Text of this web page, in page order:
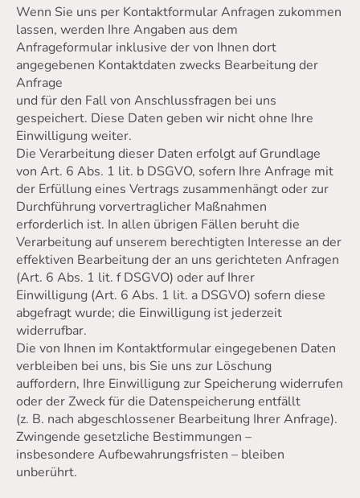
Wenn Sie uns per Kontaktformular Anfragen zukommen
lassen, werden Ihre Angaben aus dem
Anfrageformular inklusive der von Ihnen dort
angegebenen Kontaktdaten zwecks Bearbeitung der
Anfrage
und für den Fall von Anschlussfragen bei uns
gespeichert. Diese Daten geben wir nicht ohne Ihre
Einwilligung weiter.
Die Verarbeitung dieser Daten erfolgt auf Grundlage
von Art. 6 Abs. 1 lit. b DSGVO, sofern Ihre Anfrage mit
der Erfüllung eines Vertrags zusammenhängt oder zur
Durchführung vorvertraglicher Maßnahmen
erforderlich ist. In allen übrigen Fällen beruht die
Verarbeitung auf unserem berechtigten Interesse an der
effektiven Bearbeitung der an uns gerichteten Anfragen
(Art. 6 Abs. 1 lit. f DSGVO) oder auf Ihrer
Einwilligung (Art. 6 Abs. 1 lit. a DSGVO) sofern diese
abgefragt wurde; die Einwilligung ist jederzeit
widerrufbar.
Die von Ihnen im Kontaktformular eingegebenen Daten
verbleiben bei uns, bis Sie uns zur Löschung
auffordern, Ihre Einwilligung zur Speicherung widerrufen
oder der Zweck für die Datenspeicherung entfällt
(z. B. nach abgeschlossener Bearbeitung Ihrer Anfrage).
Zwingende gesetzliche Bestimmungen –
insbesondere Aufbewahrungsfristen – bleiben
unberührt.